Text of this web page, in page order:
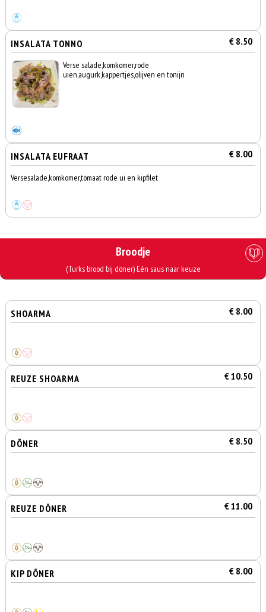
INSALATA TONNO € 8.50
Verse salade,komkomer,rode
uien,augurk,kappertjes,olijven en tonijn
INSALATA EUFRAAT € 8.00
Versesalade,komkomer,tomaat rode ui en kipfilet
Broodje
(Turks brood bij döner) Eén saus naar keuze
SHOARMA € 8.00
REUZE SHOARMA € 10.50
DÖNER € 8.50
REUZE DÖNER € 11.00
KIP DÖNER € 8.00